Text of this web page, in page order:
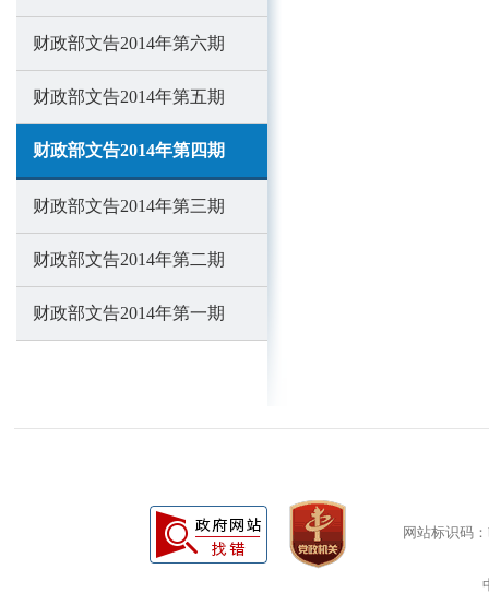
财政部文告2014年第六期
财政部文告2014年第五期
财政部文告2014年第四期
财政部文告2014年第三期
财政部文告2014年第二期
财政部文告2014年第一期
网站标识码